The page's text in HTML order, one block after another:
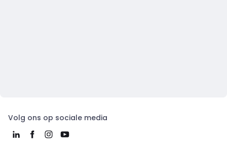
Volg ons op sociale media